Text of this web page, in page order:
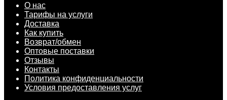
О нас
Тарифы на услуги
Доставка
Как купить
Возврат/обмен
Оптовые поставки
Отзывы
Контакты
Политика конфиденциальности
Условия предоставления услуг